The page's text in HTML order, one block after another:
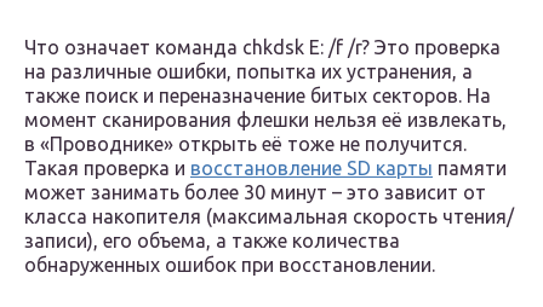
Что означает команда chkdsk E: /f /r? Это проверка
на различные ошибки, попытка их устранения, а
также поиск и переназначение битых секторов. На
момент сканирования флешки нельзя её извлекать,
в «Проводнике» открыть её тоже не получится.
Такая проверка и восстановление SD карты памяти
может занимать более 30 минут – это зависит от
класса накопителя (максимальная скорость чтения/
записи), его объема, а также количества
обнаруженных ошибок при восстановлении.